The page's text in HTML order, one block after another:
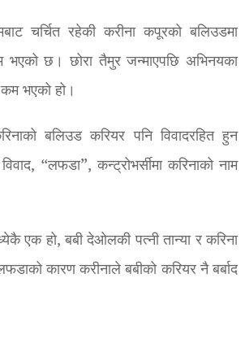
चर्चित रहेकी करीना कपूरको बलिउडमा
छ। छोरा तैमुर जन्माएपछि अभिनयका
भएको हो।
बलिउड करियर पनि विवादरहित हुन
“लफडा”, कन्ट्रोभर्सीमा करिनाको नाम
एक हो, बबी देओलकी पत्नी तान्या र करिना
कारण करीनाले बबीको करियर नै बर्बाद